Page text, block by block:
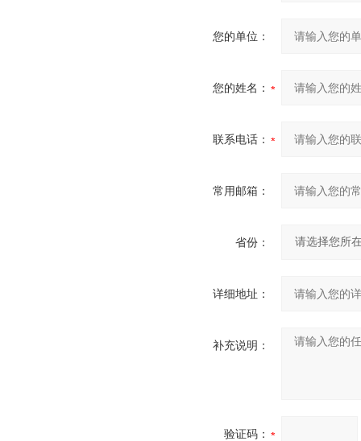
您的单位：
您的姓名：
联系电话：
常用邮箱：
省份：
详细地址：
补充说明：
验证码：